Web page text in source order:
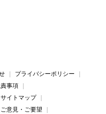
プライバシーポリシー
事項
サイトマップ
ご意見・ご要望